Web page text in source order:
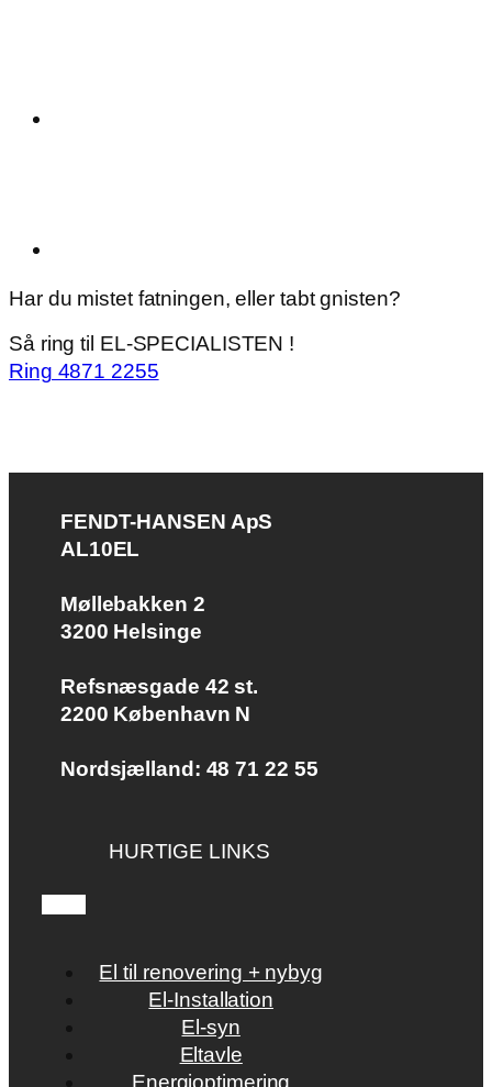
Har du mistet fatningen, eller tabt gnisten?
Så ring til EL-SPECIALISTEN !
Ring 4871 2255
FENDT-HANSEN ApS
AL10EL
Møllebakken 2
​3200 Hel​singe
Refsnæsgade 42 st.
​2200 København N
Nordsjælland: 48 71 22 55
HURTIGE LINKS
El til renovering + nybyg
El-Installation
El-syn
Eltavle
Energioptimering